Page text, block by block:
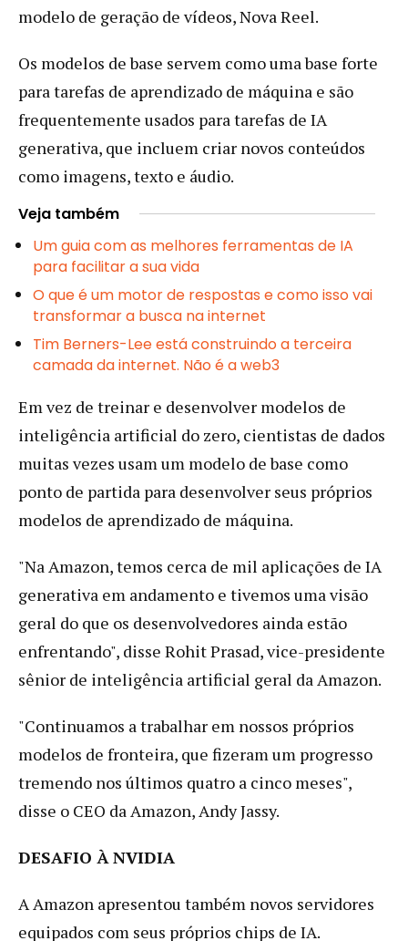
modelo de geração de vídeos, Nova Reel.
Os modelos de base servem como uma base forte
para tarefas de aprendizado de máquina e são
frequentemente usados para tarefas de IA
generativa, que incluem criar novos conteúdos
como imagens, texto e áudio.
Veja também
Um guia com as melhores ferramentas de IA
para facilitar a sua vida
O que é um motor de respostas e como isso vai
transformar a busca na internet
Tim Berners-Lee está construindo a terceira
camada da internet. Não é a web3
Em vez de treinar e desenvolver modelos de
inteligência artificial do zero, cientistas de dados
muitas vezes usam um modelo de base como
ponto de partida para desenvolver seus próprios
modelos de aprendizado de máquina.
"Na Amazon, temos cerca de mil aplicações de IA
generativa em andamento e tivemos uma visão
geral do que os desenvolvedores ainda estão
enfrentando", disse Rohit Prasad, vice-presidente
sênior de inteligência artificial geral da Amazon.
"Continuamos a trabalhar em nossos próprios
modelos de fronteira, que fizeram um progresso
tremendo nos últimos quatro a cinco meses",
disse o CEO da Amazon, Andy Jassy.
DESAFIO À NVIDIA
A Amazon apresentou também novos servidores
equipados com seus próprios chips de IA.